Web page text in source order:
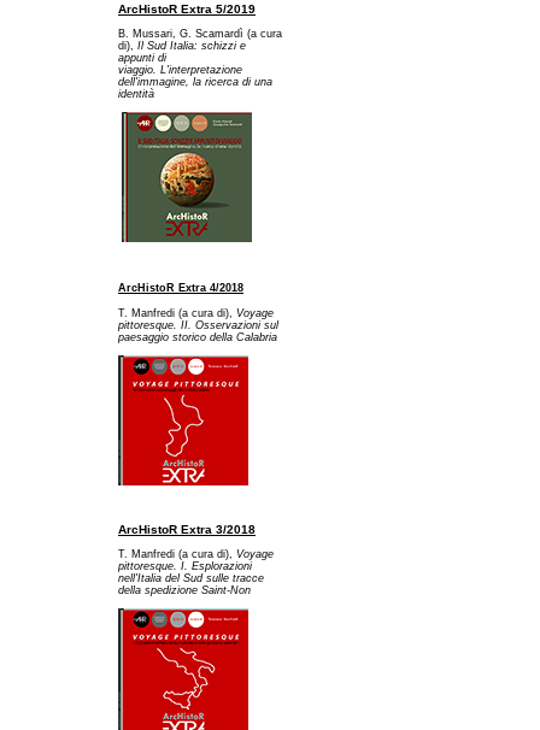
ArcHistoR Extra 5/2019
B. Mussari, G. Scamardì (a cura
di), Il Sud Italia: schizzi e
appunti di
viaggio. L'interpretazione
dell'immagine, la ricerca di una
identità
ArcHistoR Extra 4/2018
T. Manfredi (a cura di), Voyage
pittoresque. II. Osservazioni sul
paesaggio storico della Calabria
ArcHistoR Extra 3/2018
T. Manfredi (a cura di), Voyage
pittoresque. I. Esplorazioni
nell'Italia del Sud sulle tracce
della spedizione Saint-Non